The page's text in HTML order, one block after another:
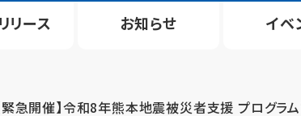
リース お知らせ イベ
緊急開催】令和8年熊本地震被災者支援 プログラ